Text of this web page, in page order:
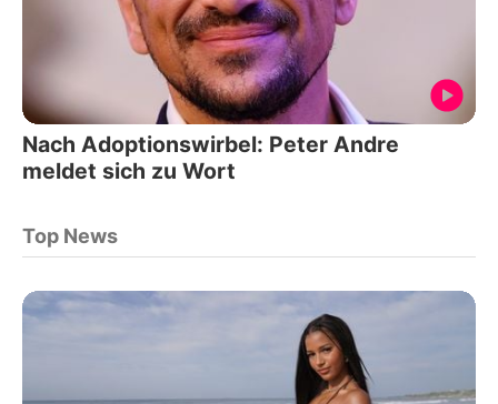
Nach Adoptionswirbel: Peter Andre
meldet sich zu Wort
Top News